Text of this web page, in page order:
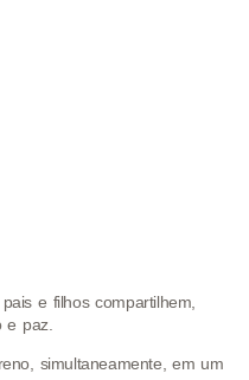
e filhos compartilhem,
e paz.
simultaneamente, em um